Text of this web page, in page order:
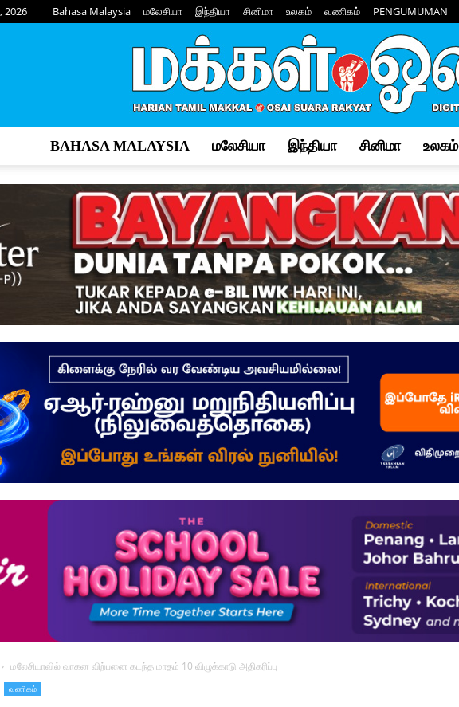
2026 Bahasa Malaysia மலேசியா இந்தியா சினிமா உலகம் வணிகம் PENGUMUMAN
Osai
–
மக்கள்
BAHASA MALAYSIA மலேசியா இந்தியா சினிமா உலகம்
மலேசியாவில் வாகன விற்பனை கடந்த மாதம் 10 விழுக்காடு அதிகரிப்பு
வணிகம்